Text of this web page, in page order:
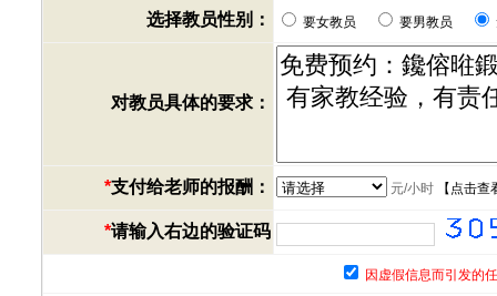
选择教员性别：
要女教员 要男教员
对教员具体的要求：
*支付给老师的报酬： 元/小时【 点击查
*请输入右边的验证码
因虚假信息而引发的